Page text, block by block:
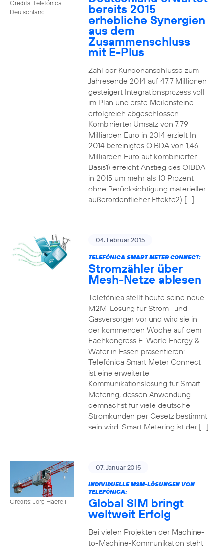
Credits: Telefónica
Deutschland
bereits 2015
erhebliche Synergien
aus dem
Zusammenschluss
mit E-Plus
Zahl der Kundenanschlüsse zum
Jahresende 2014 auf 47,7 Millionen
gesteigert Integrationsprozess voll
im Plan und erste Meilensteine
erfolgreich abgeschlossen
Kombinierter Umsatz von 7,79
Milliarden Euro in 2014 erzielt In
2014 bereinigtes OIBDA von 1,46
Milliarden Euro auf kombinierter
Basis1) erreicht Anstieg des OIBDA
in 2015 um mehr als 10 Prozent
ohne Berücksichtigung materieller
außerordentlicher Effekte2) […]
04. Februar 2015
TELEFÓNICA SMART METER CONNECT:
Stromzähler über
Mesh-Netze ablesen
Telefónica stellt heute seine neue
M2M-Lösung für Strom- und
Gasversorger vor und wird sie in
der kommenden Woche auf dem
Fachkongress E-World Energy &
Water in Essen präsentieren:
Telefónica Smart Meter Connect
ist eine erweiterte
Kommunikationslösung für Smart
Metering, dessen Anwendung
demnächst für viele deutsche
Stromkunden per Gesetz bestimmt
sein wird. Smart Metering ist der […]
Credits: Jörg Haefeli
07. Januar 2015
INDIVIDUELLE M2M-LÖSUNGEN VON
TELEFÓNICA:
Global SIM bringt
weltweit Erfolg
Bei vielen Projekten der Machine-
to-Machine-Kommunikation steht